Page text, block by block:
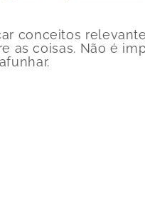
conceitos
as coisas. Não é